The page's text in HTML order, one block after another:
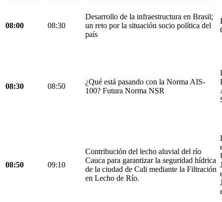
08:00 08:30
Desarrollo de la infraestructura en Brasil;
un reto por la situación socio política del
país
08:30 08:50
¿Qué está pasando con la Norma AIS-
100? Futura Norma NSR
08:50 09:10
Contribución del lecho aluvial del río
Cauca para garantizar la seguridad hídrica
de la ciudad de Cali mediante la Filtración
en Lecho de Río.